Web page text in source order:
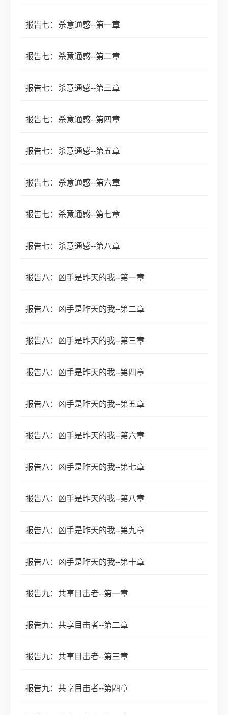
报告七：杀意通感--第一章
报告七：杀意通感--第二章
报告七：杀意通感--第三章
报告七：杀意通感--第四章
报告七：杀意通感--第五章
报告七：杀意通感--第六章
报告七：杀意通感--第七章
报告七：杀意通感--第八章
报告八：凶手是昨天的我--第一章
报告八：凶手是昨天的我--第二章
报告八：凶手是昨天的我--第三章
报告八：凶手是昨天的我--第四章
报告八：凶手是昨天的我--第五章
报告八：凶手是昨天的我--第六章
报告八：凶手是昨天的我--第七章
报告八：凶手是昨天的我--第八章
报告八：凶手是昨天的我--第九章
报告八：凶手是昨天的我--第十章
报告九：共享目击者--第一章
报告九：共享目击者--第二章
报告九：共享目击者--第三章
报告九：共享目击者--第四章